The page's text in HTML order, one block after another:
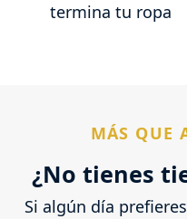
termina tu ropa
MÁS QUE
¿No tienes
Si algún día